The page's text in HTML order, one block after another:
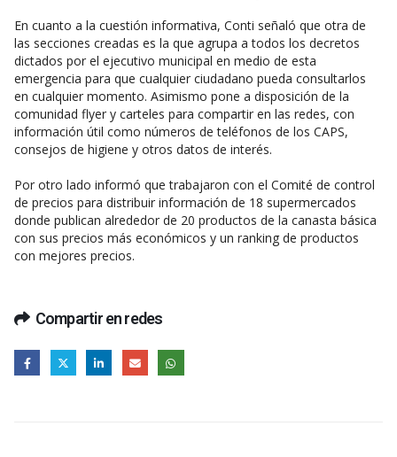
En cuanto a la cuestión informativa, Conti señaló que otra de
las secciones creadas es la que agrupa a todos los decretos
dictados por el ejecutivo municipal en medio de esta
emergencia para que cualquier ciudadano pueda consultarlos
en cualquier momento. Asimismo pone a disposición de la
comunidad flyer y carteles para compartir en las redes, con
información útil como números de teléfonos de los CAPS,
consejos de higiene y otros datos de interés.
Por otro lado informó que trabajaron con el Comité de control
de precios para distribuir información de 18 supermercados
donde publican alrededor de 20 productos de la canasta básica
con sus precios más económicos y un ranking de productos
con mejores precios.
Compartir en redes